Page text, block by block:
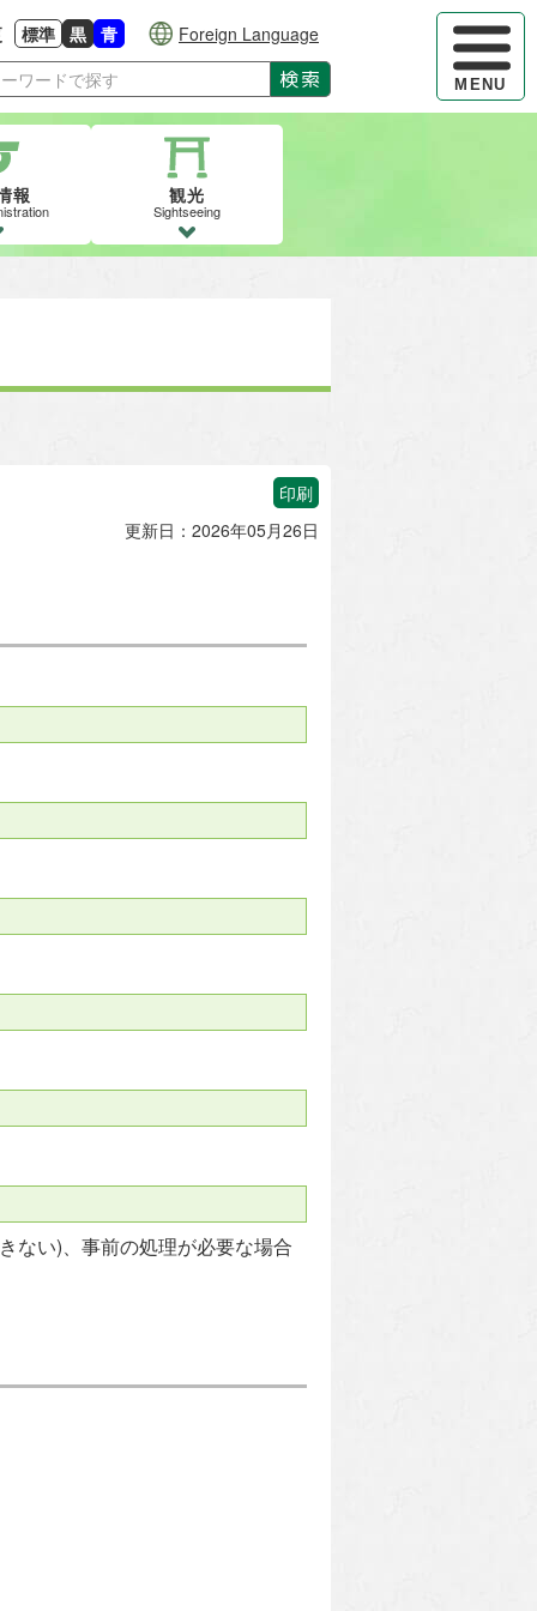
ハンバー
MENU
きさに戻す
標準
背景色の変更：白
黒
背景色の変更：黒
青
背景色の変更：青
Foreign Language
検索
報 観光
Sightseeing
印刷
更新日：2026年05月26日
ない)、事前の処理が必要な場合